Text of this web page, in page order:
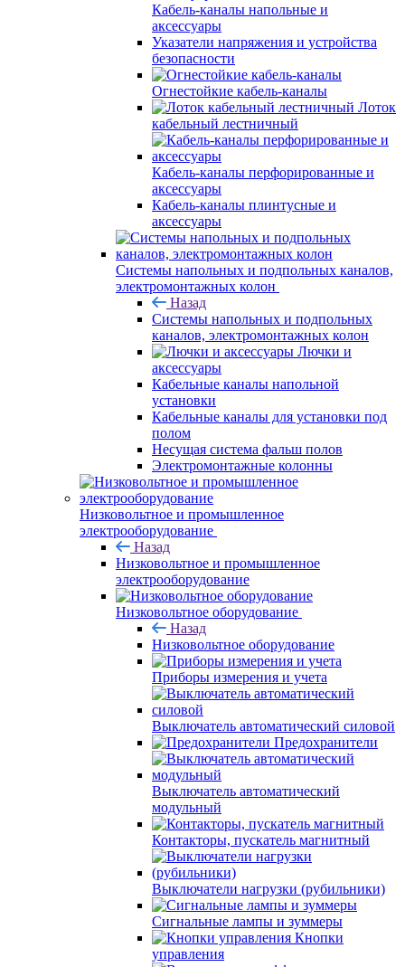
Кабель-каналы напольные и
аксессуары
Указатели напряжения и устройства
безопасности
Огнестойкие кабель-каналы
Лоток
кабельный лестничный
Кабель-каналы перфорированные и
аксессуары
Кабель-каналы плинтусные и
аксессуары
Системы напольных и подпольных каналов,
электромонтажных колон
Назад
Системы напольных и подпольных
каналов, электромонтажных колон
Лючки и
аксессуары
Кабельные каналы напольной
установки
Кабельные каналы для установки под
полом
Несущая система фальш полов
Электромонтажные колонны
Низковольтное и промышленное
электрооборудование
Назад
Низковольтное и промышленное
электрооборудование
Низковольтное оборудование
Назад
Низковольтное оборудование
Приборы измерения и учета
Выключатель автоматический силовой
Предохранители
Выключатель автоматический
модульный
Контакторы, пускатель магнитный
Выключатели нагрузки (рубильники)
Сигнальные лампы и зуммеры
Кнопки
управления